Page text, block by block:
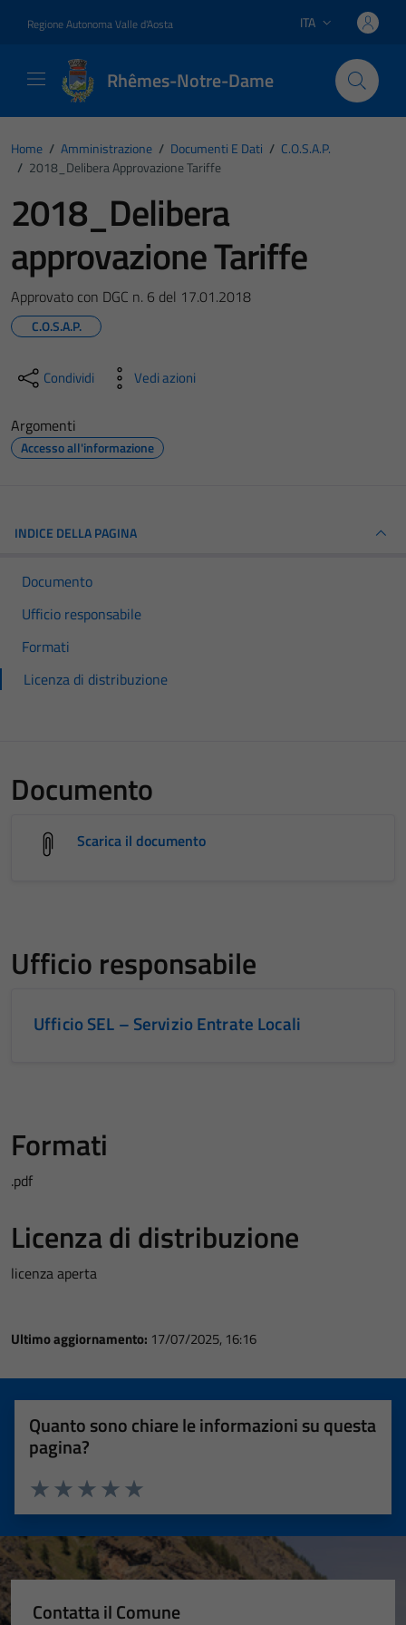
Regione Autonoma Valle d'Aosta Lingua attiva:
ITA
Rhêmes-Notre-Dame
Home / Amministrazione / Documenti E Dati / C.O.S.A.P.
/ 2018_Delibera Approvazione Tariffe
2018_Delibera
approvazione Tariffe
Approvato con DGC n. 6 del 17.01.2018
C.O.S.A.P.
Condividi Vedi azioni
Argomenti
Accesso all'informazione
INDICE DELLA PAGINA
Documento
Ufficio responsabile
Formati
Licenza di distribuzione
Documento
Scarica il documento
Ufficio responsabile
Ufficio SEL – Servizio Entrate Locali
Formati
.pdf
Licenza di distribuzione
licenza aperta
Ultimo aggiornamento: 17/07/2025, 16:16
Quanto sono chiare le informazioni su questa
pagina?
Valuta 5 stelle su 5
Valuta 4 stelle su 5
Valuta 3 stelle su 5
Valuta 2 stelle su 5
Valuta 1 stelle su 5
Contatta il Comune